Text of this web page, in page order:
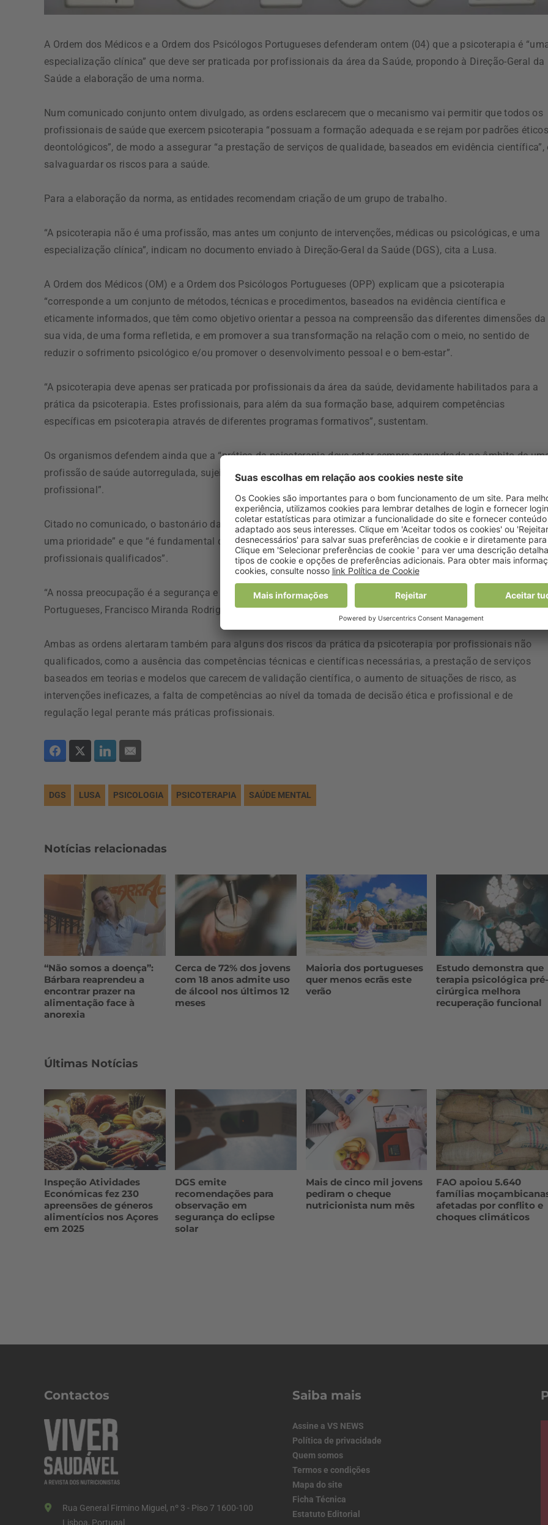
A Ordem dos Médicos e a Ordem dos Psicólogos Portugueses defenderam ontem (04) que a psicoterapia é
especialização clínica” que deve ser praticada por profissionais da área da Saúde, propondo à Direção-Geral da
Saúde a elaboração de uma norma.
Num comunicado conjunto ontem divulgado, as ordens esclarecem que o mecanismo vai permitir que todos os
profissionais de saúde que exercem psicoterapia “possuam a formação adequada e se rejam por padrões
deontológicos”, de modo a assegurar “a prestação de serviços de qualidade, baseados em evidência científica”,
salvaguardar os riscos para a saúde.
Para a elaboração da norma, as entidades recomendam criação de um grupo de trabalho.
“A psicoterapia não é uma profissão, mas antes um conjunto de intervenções, médicas ou psicológicas, e uma
especialização clínica”, indicam no documento enviado à Direção-Geral da Saúde (DGS), cita a Lusa.
A Ordem dos Médicos (OM) e a Ordem dos Psicólogos Portugueses (OPP) explicam que a psicoterapia
“corresponde a um conjunto de métodos, técnicas e procedimentos, baseados na evidência científica e
eticamente informados, que têm como objetivo orientar a pessoa na compreensão das diferentes dimensões da
sua vida, de uma forma refletida, e em promover a sua transformação na relação com o meio, no sentido de
reduzir o sofrimento psicológico e/ou promover o desenvolvimento pessoal e o bem-estar”.
“A psicoterapia deve apenas ser praticada por profissionais da área da saúde, devidamente habilitados para a
prática da psicoterapia. Estes profissionais, para além da sua formação base, adquirem competências
específicas em psicoterapia através de diferentes programas formativos”, sustentam.
Os organismos defendem ainda que a “prática da psicoterapia deve estar sempre enquadrada no âmbito de
profissão de saúde autorregulada, sujeita ao controlo normativo, ético e científico da respetiva ordem
profissional”.
Citado no comunicado, o bastonário da Ordem dos Médicos, Carlos Cortes, disse que “a saúde mental deve ser
uma prioridade” e que “é fundamental que o seu acompanhamento e tratamento […] seja feito exclusivamente
profissionais qualificados”.
“A nossa preocupação é a segurança e a saúde das pessoas”, realçou o bastonário da Ordem dos Psicólogos
Portugueses, Francisco Miranda Rodrigues.
Ambas as ordens alertaram também para alguns dos riscos da prática da psicoterapia por profissionais não
qualificados, como a ausência das competências técnicas e científicas necessárias, a prestação de serviços
baseados em teorias e modelos que carecem de validação científica, o aumento de situações de risco, as
intervenções ineficazes, a falta de competências ao nível da tomada de decisão ética e profissional e de
regulação legal perante más práticas profissionais.
DGS LUSA PSICOLOGIA PSICOTERAPIA SAÚDE MENTAL
Notícias relacionadas
“Não somos a doença”:
Bárbara reaprendeu a
encontrar prazer na
alimentação face à
anorexia
Cerca de 72% dos jovens
com 18 anos admite uso
de álcool nos últimos 12
meses
Maioria dos portugueses
quer menos ecrãs este
verão
Estudo demonstra que
terapia psicológica
cirúrgica melhora
recuperação funcional
Últimas Notícias
Inspeção Atividades
Económicas fez 230
apreensões de géneros
alimentícios nos Açores
em 2025
DGS emite
recomendações para
observação em
segurança do eclipse
solar
Mais de cinco mil jovens
pediram o cheque
nutricionista num mês
FAO apoiou 5.640
famílias
afetadas por conflito e
choques climáticos
Contactos
Rua General Firmino Miguel, nº 3 - Piso 7 1600-100
Lisboa, Portugal
Saiba mais
Assine a VS NEWS
Política de privacidade
Quem somos
Termos e condições
Mapa do site
Ficha Técnica
Estatuto Editorial